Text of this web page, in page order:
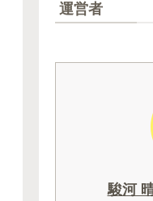
運営者
駿河